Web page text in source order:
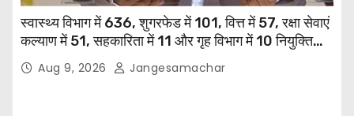
स्वास्थ्य विभाग में 636, शुगरफेड में 101, वित्त में 57, रक्षा सेवाएं
कल्याण में 51, सहकारिता में 11 और गृह विभाग में 10 नियुक्तियां
हुईं: मुख्यमंत्री भगवंत सिंह मान
Aug 9, 2026 Jangesamachar